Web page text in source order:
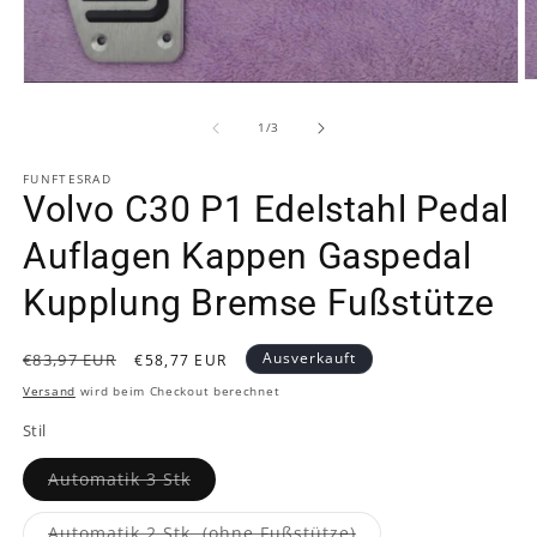
1 /von
3
FUNFTESRAD
Volvo C30 P1 Edelstahl Pedal
Auflagen Kappen Gaspedal
Kupplung Bremse Fußstütze
Normaler
Preis
€83,97 EUR Verkaufspreis
€58,77 EUR Ausverkauft
Versand wird beim Checkout berechnet
Stil
Automatik 3 StkVariante
ausverkauft
oder
nicht
Automatik 2 Stk. (ohne Fußstütze)Variante